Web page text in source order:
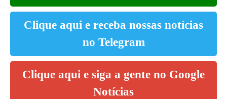
Clique aqui e receba nossas notícias
no Telegram
Clique aqui e siga a gente no Google
Notícias